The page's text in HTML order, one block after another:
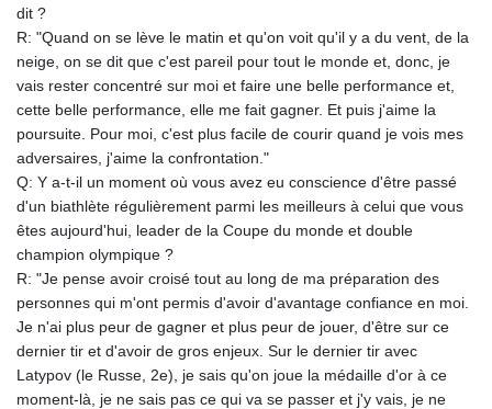
1374849.999974
ISK 123.610004
JEP 0.742819
JMD 158.809665
JOD 0.708998
KES 129.369762
KGS 87.45004
KHR
KMF 427.000007
KRW
1421.414997
KWD 0.30965
KYD 0.834936
KZT 469.48422
dit ?
R: "Quand on se lève le matin et qu'on voit qu'il y a du vent, de la
neige, on se dit que c'est pareil pour tout le monde et, donc, je
vais rester concentré sur moi et faire une belle performance et,
cette belle performance, elle me fait gagner. Et puis j'aime la
poursuite. Pour moi, c'est plus facile de courir quand je vois mes
adversaires, j'aime la confrontation."
Q: Y a-t-il un moment où vous avez eu conscience d'être passé
d'un biathlète régulièrement parmi les meilleurs à celui que vous
êtes aujourd'hui, leader de la Coupe du monde et double
champion olympique ?
R: "Je pense avoir croisé tout au long de ma préparation des
personnes qui m'ont permis d'avoir d'avantage confiance en moi.
Je n'ai plus peur de gagner et plus peur de jouer, d'être sur ce
dernier tir et d'avoir de gros enjeux. Sur le dernier tir avec
Latypov (le Russe, 2e), je sais qu'on joue la médaille d'or à ce
moment-là, je ne sais pas ce qui va se passer et j'y vais, je ne